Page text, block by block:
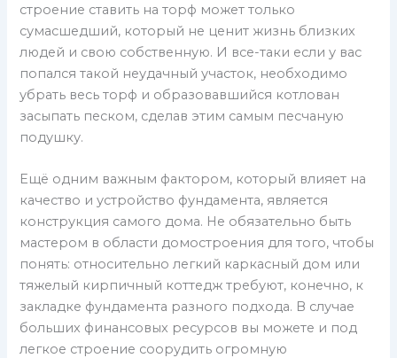
строение ставить на торф может только
сумасшедший, который не ценит жизнь близких
людей и свою собственную. И все-таки если у вас
попался такой неудачный участок, необходимо
убрать весь торф и образовавшийся котлован
засыпать песком, сделав этим самым песчаную
подушку.
Ещё одним важным фактором, который влияет на
качество и устройство фундамента, является
конструкция самого дома. Не обязательно быть
мастером в области домостроения для того, чтобы
понять: относительно легкий каркасный дом или
тяжелый кирпичный коттедж требуют, конечно, к
закладке фундамента разного подхода. В случае
больших финансовых ресурсов вы можете и под
легкое строение соорудить огромную